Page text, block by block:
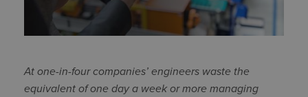
At one-in-four companies’ engineers waste the
equivalent of one day a week or more managing